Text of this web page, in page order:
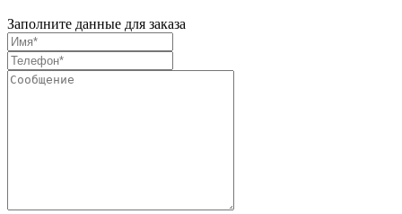
Заполните данные для заказа